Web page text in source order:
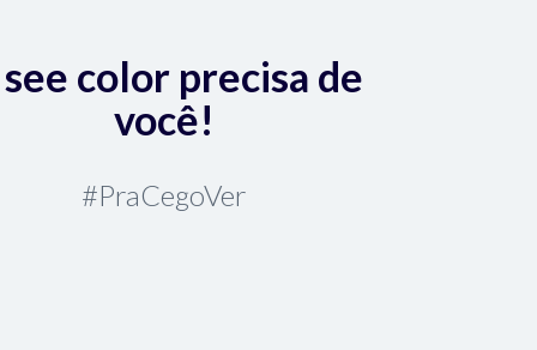
color precisa de
você!
#PraCegoVer